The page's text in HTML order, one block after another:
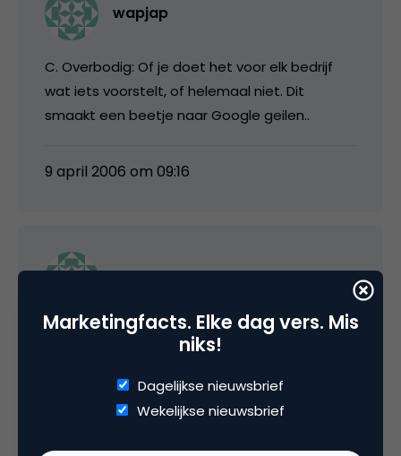
wapjap
C. Overbodig: Of je doet het voor elk bedrijf
wat iets voorstelt, of helemaal niet. Dit
smaakt een beetje naar Google geilen..
9 april 2006 om 09:16
@ Spijkertje,
extra interessant zijn, juist omdat je er nog
geen gebruik van maakt. Yahoo en MSN
(vooral Yahoo) liggen op bepaalde gebieden
Marketingfacts. Elke dag vers. Mis
niks!
Dagelijkse nieuwsbrief
Wekelijkse nieuwsbrief